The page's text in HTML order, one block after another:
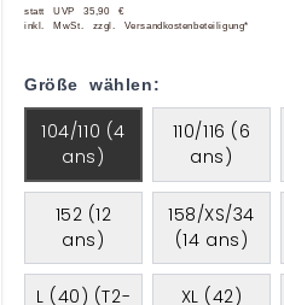
statt UVP 35,90 €
inkl. MwSt. zzgl. Versandkostenbeteiligung*
Größe wählen:
104/110 (4
ans)
110/116 (6
ans)
152 (12
ans)
158/XS/34
(14 ans)
L (40) (T2-
XL (42)